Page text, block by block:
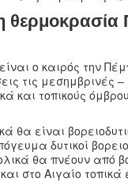
θερμοκρασία
ο καιρός την
τις μεσημβρινές
και τοπικούς
θα είναι
δυτικοί
θα πνέουν από
στο Αιγαίο